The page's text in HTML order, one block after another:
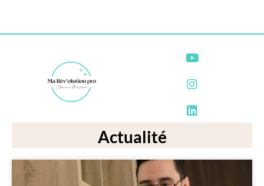
Actualité